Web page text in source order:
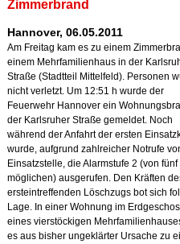
Zimmerbrand
Hannover, 06.05.2011
Am Freitag kam es zu einem
einem Mehrfamilienhaus in der
Straße (Stadtteil Mittelfeld). Personen
nicht verletzt. Um 12:51 h wurde der
Feuerwehr Hannover ein
der Karlsruher Straße gemeldet. Noch
während der Anfahrt der ersten
wurde, aufgrund zahlreicher Notrufe
Einsatzstelle, die Alarmstufe 2 (von fünf
möglichen) ausgerufen. Den Kräften
ersteintreffenden Löschzugs bot sich
Lage. In einer Wohnung im
eines vierstöckigen
es aus bisher ungeklärter Ursache zu